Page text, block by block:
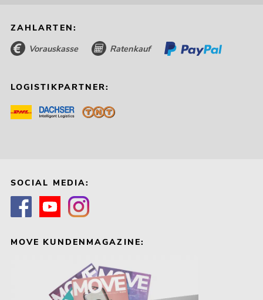
ZAHLARTEN:
Vorauskasse Ratenkauf
LOGISTIKPARTNER:
SOCIAL MEDIA:
MOVE KUNDENMAGAZINE: